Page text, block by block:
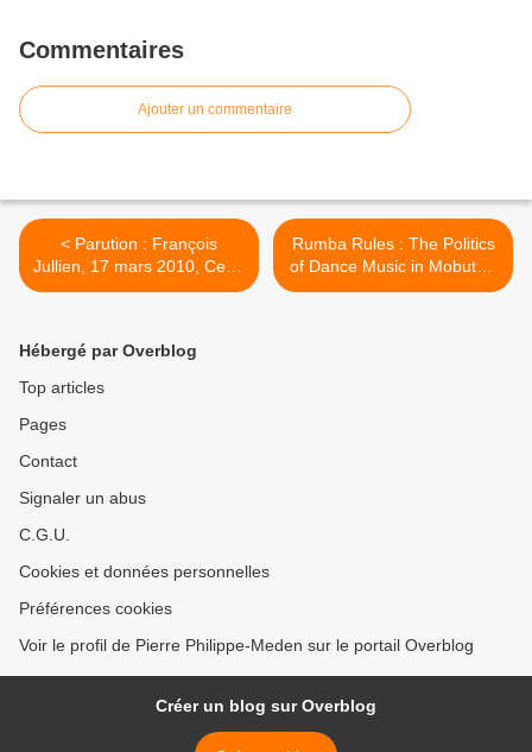
Commentaires
Ajouter un commentaire
< Parution : François
Jullien, 17 mars 2010, Cette
étrange idée du beau,
Rumba Rules : The Politics
of Dance Music in Mobutu’s
Zaire >
Hébergé par Overblog
Top articles
Pages
Contact
Signaler un abus
C.G.U.
Cookies et données personnelles
Préférences cookies
Voir le profil de Pierre Philippe-Meden sur le portail Overblog
Créer un blog sur Overblog